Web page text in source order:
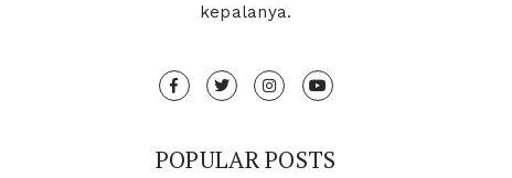
kepalanya.
POPULAR POSTS